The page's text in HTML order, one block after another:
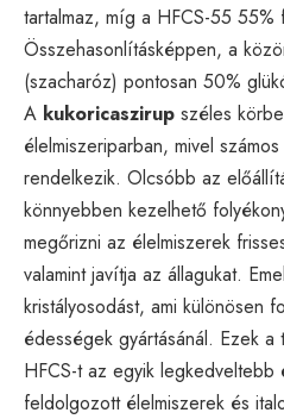
tartalmaz, míg a HFCS-55
Összehasonlításképpen, a
(szacharóz) pontosan 50%
A kukoricaszirup széles
élelmiszeriparban, mivel
rendelkezik. Olcsóbb az
könnyebben kezelhető
megőrizni az élelmiszerek
valamint javítja az állagukat.
kristályosodást, ami különösen
édességek gyártásánál. Ezek a
HFCS-t az egyik
feldolgozott élelmiszerek és